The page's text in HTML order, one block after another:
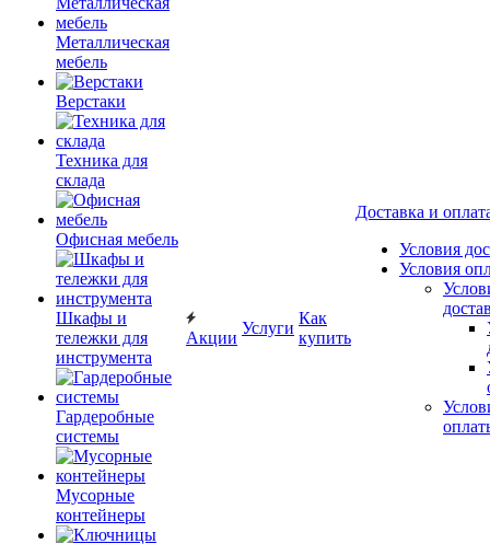
Металлическая
мебель
Верстаки
Техника для
склада
Офисная мебель
Шкафы и
тележки для
инструмента
Гардеробные
системы
Мусорные
контейнеры
Акции
Услуги
Как
купить
Доставка и
Условия
Условия